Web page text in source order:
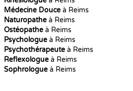
Médecine Douce à Reims
Naturopathe à Reims
Ostéopathe à Reims
Psychologue à Reims
Psychothérapeute à Reims
Reflexologue à Reims
Sophrologue à Reims